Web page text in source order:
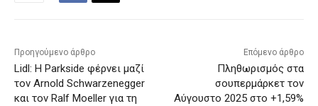
Προηγούμενο άρθρο
Lidl: Η Parkside φέρνει μαζί
τον Arnold Schwarzenegger
και τον Ralf Moeller για τη
Επόμενο άρθρο
Πληθωρισμός στα
σουπερμάρκετ τον
Αύγουστο 2025 στο +1,59%